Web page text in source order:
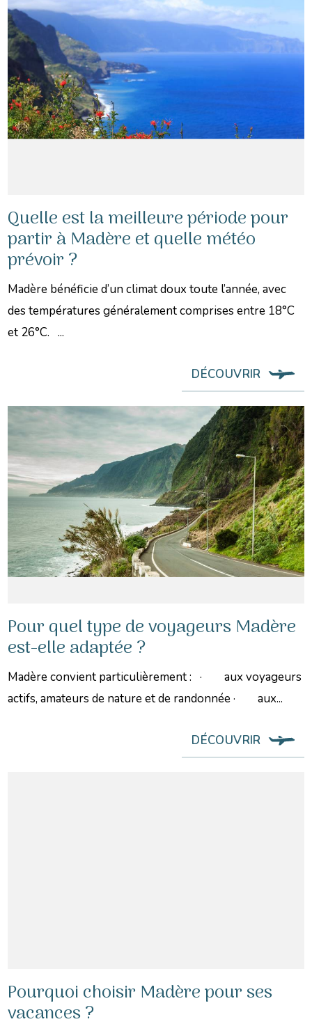
Quelle est la meilleure période pour
partir à Madère et quelle météo
prévoir ?
Madère bénéficie d’un climat doux toute l’année, avec
des températures généralement comprises entre 18°C
et 26°C. ...
DÉCOUVRIR
Pour quel type de voyageurs Madère
est-elle adaptée ?
Madère convient particulièrement : · aux voyageurs
actifs, amateurs de nature et de randonnée · aux...
DÉCOUVRIR
Pourquoi choisir Madère pour ses
vacances ?